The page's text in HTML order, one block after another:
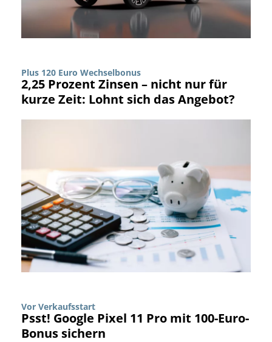
Plus 120 Euro Wechselbonus
2,25 Prozent Zinsen – nicht nur für
kurze Zeit: Lohnt sich das Angebot?
Vor Verkaufsstart
Psst! Google Pixel 11 Pro mit 100-Euro-
Bonus sichern